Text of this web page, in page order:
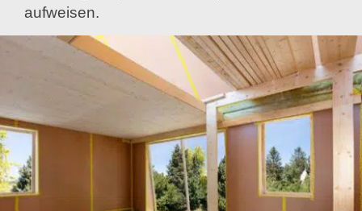
aufweisen.